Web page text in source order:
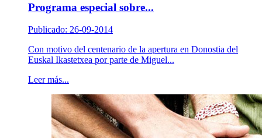
Programa especial sobre...
Publicado: 26-09-2014
Con motivo del centenario de la apertura en Donostia del
Euskal Ikastetxea por parte de Miguel...
Leer más...